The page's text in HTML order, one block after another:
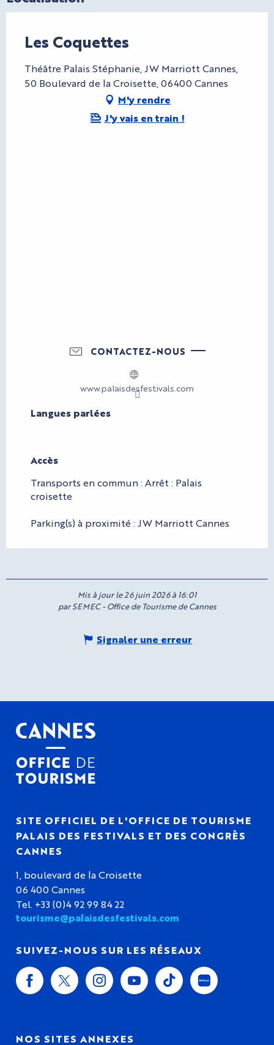
Les Coquettes
Théâtre Palais Stéphanie, JW Marriott Cannes,
50 Boulevard de la Croisette, 06400 Cannes
M'y rendre
J'y vais en train !
CONTACTEZ-NOUS
www.palaisdesfestivals.com
Langues parlées
Langues parlées
Accès
Accès
Transports en commun : Arrêt : Palais
croisette
Parking(s) à proximité : JW Marriott Cannes
Mis à jour le 26 juin 2026 à 16:01
par SEMEC - Office de Tourisme de Cannes
Signaler une erreur
SITE OFFICIEL DE L'OFFICE DE TOURISME
PALAIS DES FESTIVALS ET DES CONGRÈS
CANNES
1, boulevard de la Croisette
06 400 Cannes
Tel. +33 (0)4 92 99 84 22
tourisme@palaisdesfestivals.com
SUIVEZ-NOUS SUR LES RÉSEAUX
NOS SITES ANNEXES